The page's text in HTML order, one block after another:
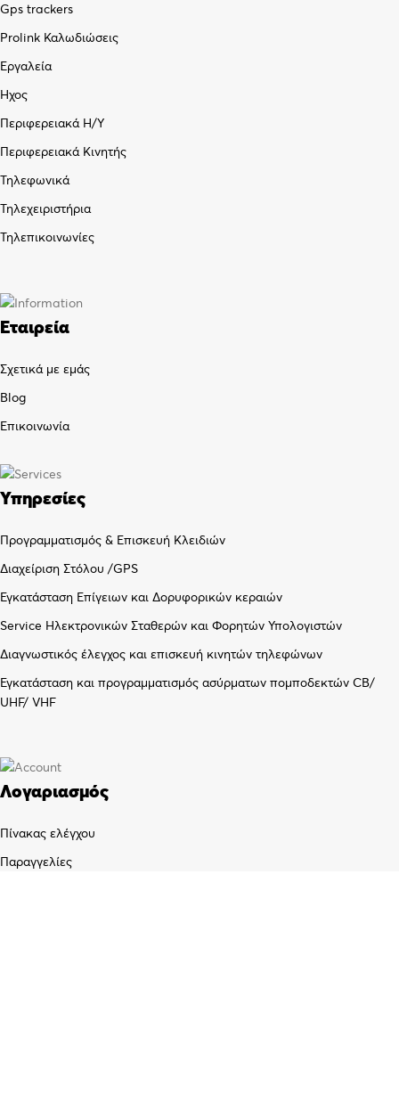
Gps trackers
Prolink Καλωδιώσεις
Εργαλεία
Ήχος
Περιφερειακά Η/Υ
Περιφερειακά Κινητής
Τηλεφωνικά
Τηλεχειριστήρια
Τηλεπικοινωνίες
Εταιρεία
Σχετικά με εμάς
Blog
Επικοινωνία
Υπηρεσίες
Προγραμματισμός & Επισκευή Κλειδιών
Διαχείριση Στόλου /GPS
Εγκατάσταση Επίγειων και Δορυφορικών κεραιών
Service Ηλεκτρονικών Σταθερών και Φορητών Υπολογιστών
Διαγνωστικός έλεγχος και επισκευή κινητών τηλεφώνων
Εγκατάσταση και προγραμματισμός ασύρματων πομποδεκτών CB/
UHF/ VHF
Λογαριασμός
Πίνακας ελέγχου
Παραγγελίες